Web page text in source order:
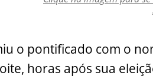
o pontificado com o
horas após sua